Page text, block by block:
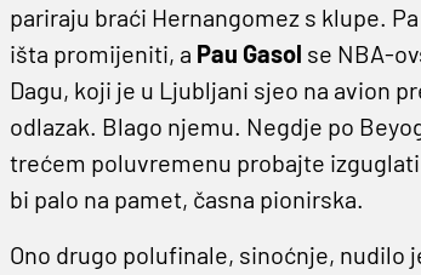
pariraju braći Hernangomez s klupe.
išta promijeniti, a Pau Gasol se NBA-
Dagu, koji je u Ljubljani sjeo na avion
odlazak. Blago njemu. Negdje po
trećem poluvremenu probajte
bi palo na pamet, časna pionirska.
Ono drugo polufinale, sinoćnje, nudilo